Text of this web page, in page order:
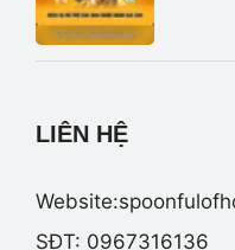
LIÊN HỆ
SĐT: 0967316136